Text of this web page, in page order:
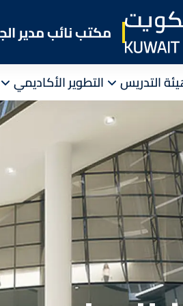
مكتب نائب مدير
التدريس التطوير الأكاديمي